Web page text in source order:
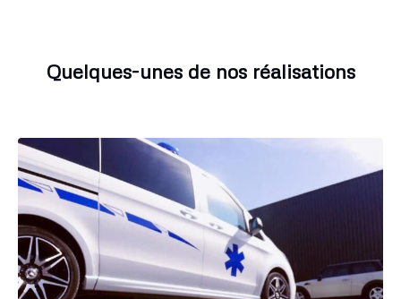
Quelques-unes de nos réalisations